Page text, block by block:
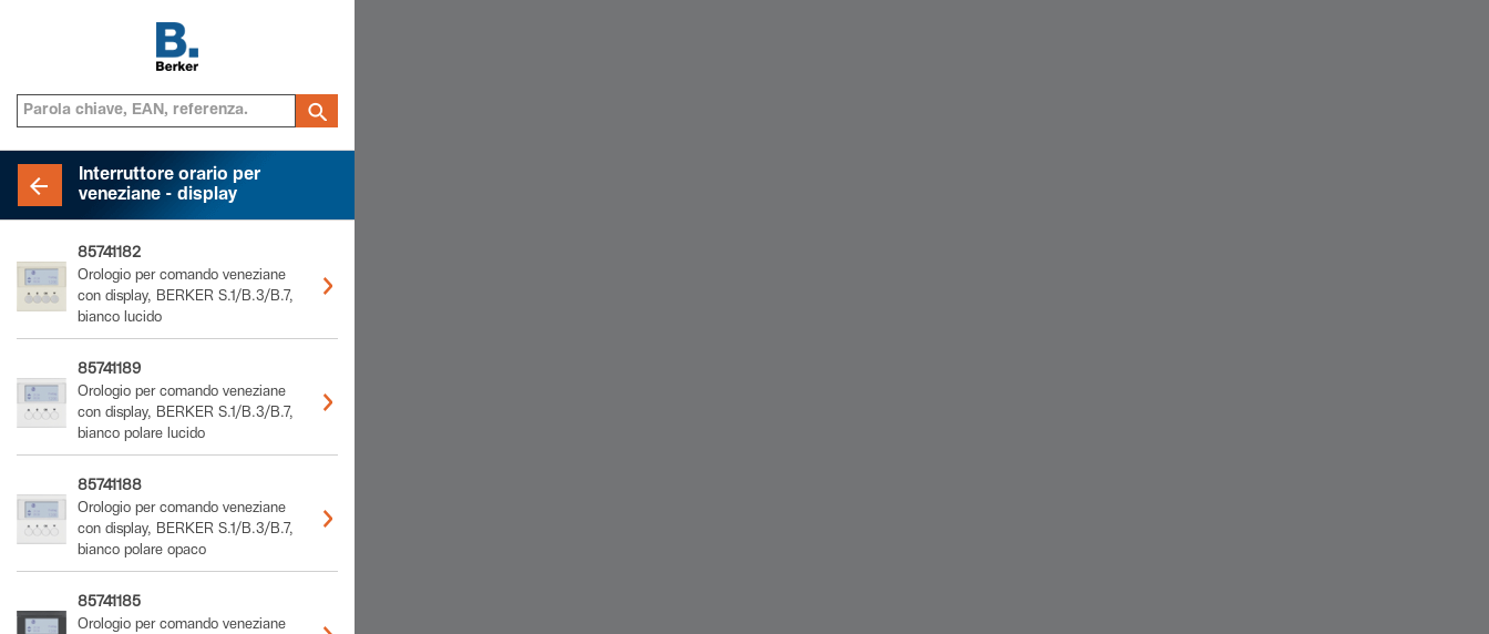
Interruttore orario per
veneziane - display
85741182
Orologio per comando veneziane
con display, BERKER S.1/B.3/B.7,
bianco lucido
85741189
Orologio per comando veneziane
con display, BERKER S.1/B.3/B.7,
bianco polare lucido
85741188
Orologio per comando veneziane
con display, BERKER S.1/B.3/B.7,
bianco polare opaco
85741185
Orologio per comando veneziane